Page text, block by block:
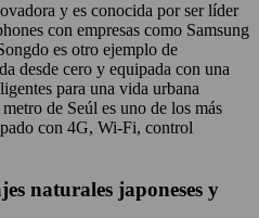
y es conocida por ser líder
con empresas como Samsung
es otro ejemplo de
desde cero y equipada con una
para una vida urbana
de Seúl es uno de los más
con 4G, Wi-Fi, control
naturales japoneses y